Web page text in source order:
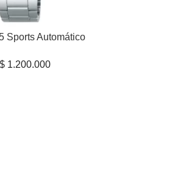
Sports Automático
El
$1.200.000El